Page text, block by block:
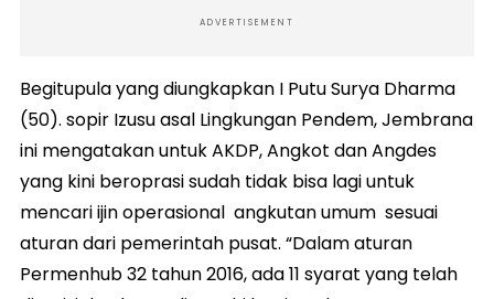
ADVERTISEMENT
Begitupula yang diungkapkan I Putu Surya Dharma
(50). sopir Izusu asal Lingkungan Pendem, Jembrana
ini mengatakan untuk AKDP, Angkot dan Angdes
yang kini beroprasi sudah tidak bisa lagi untuk
mencari ijin operasional angkutan umum sesuai
aturan dari pemerintah pusat. “Dalam aturan
Permenhub 32 tahun 2016, ada 11 syarat yang telah